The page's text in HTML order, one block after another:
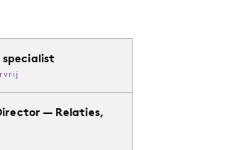
— Relaties,